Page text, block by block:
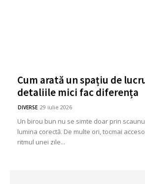
Cum arată un spațiu de
detaliile mici fac diferența
DIVERSE 29 iulie 2026
Un birou bun nu se simte doar prin
lumina corectă. De multe ori, tocmai
ritmul unei zile...